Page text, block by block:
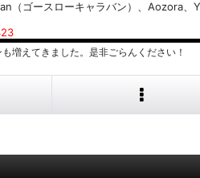
ゴースローキャラバン）、Aozora、
増えてきました。是非ごらんください！